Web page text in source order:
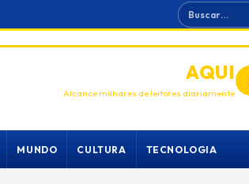
Buscar
ANUNCIEAQUI
Alcance milhares de leitores diariamente
MUNDO CULTURA TECNOLOGIA